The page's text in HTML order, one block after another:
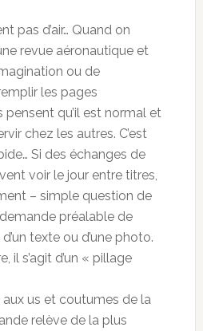
pas d’air… Quand on
revue aéronautique et
ou de
les pages
pensent qu’il est normal et
chez les autres. C’est
Si des échanges de
voir le jour entre titres,
– simple question de
préalable de
d’un texte ou d’une photo.
il s’agit d’un « pillage
us et coutumes de la
relève de la plus